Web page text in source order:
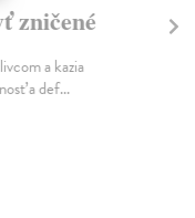
zničené
a kazia
a def...